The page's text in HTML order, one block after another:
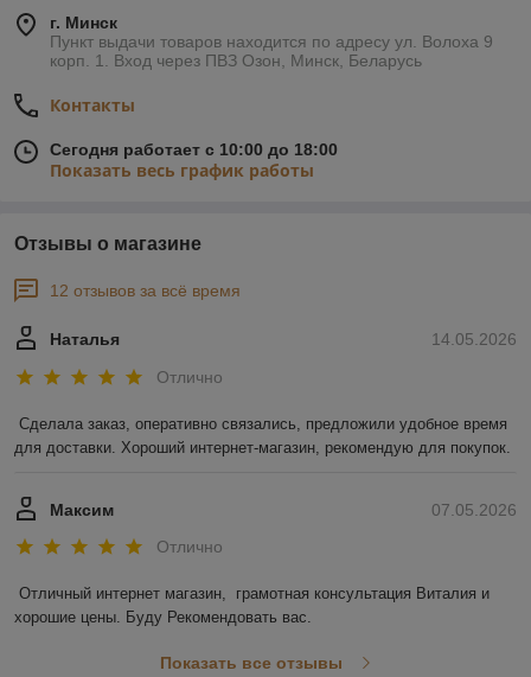
г. Минск
Пункт выдачи товаров находится по адресу ул. Волоха 9
корп. 1. Вход через ПВЗ Озон, Минск, Беларусь
Контакты
Сегодня работает с 10:00 до 18:00
Показать весь график работы
Отзывы о магазине
12 отзывов за всё время
14.05.2026
Наталья
Отлично
Сделала заказ, оперативно связались, предложили удобное время
для доставки. Хороший интернет-магазин, рекомендую для покупок.
07.05.2026
Максим
Отлично
Отличный интернет магазин,  грамотная консультация Виталия и
хорошие цены. Буду Рекомендовать вас.
Показать все отзывы